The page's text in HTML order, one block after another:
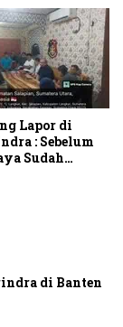
Lapor di
: Sebelum
Sudah
di Banten